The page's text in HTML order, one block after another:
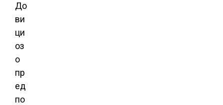
До
ви
ци
оз
о
пр
ед
по